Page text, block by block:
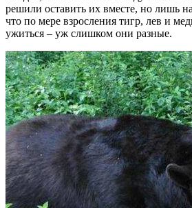
решили оставить их вместе, но лишь
что по мере взросления тигр, лев и
ужиться – уж слишком они разные.